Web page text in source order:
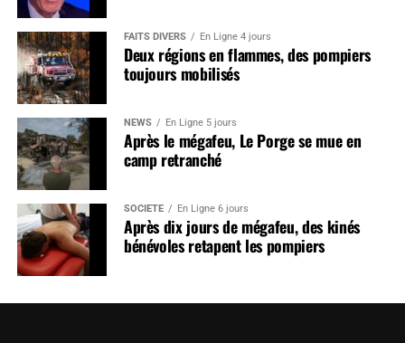
FAITS DIVERS En Ligne 4 jours
Deux régions en flammes, des pompiers
toujours mobilisés
NEWS En Ligne 5 jours
Après le mégafeu, Le Porge se mue en
camp retranché
SOCIÉTÉ En Ligne 6 jours
Après dix jours de mégafeu, des kinés
bénévoles retapent les pompiers